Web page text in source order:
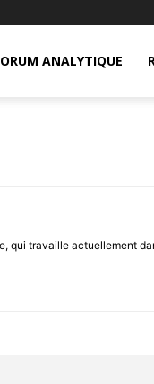
ANALYTIQUE
qui travaille actuellement